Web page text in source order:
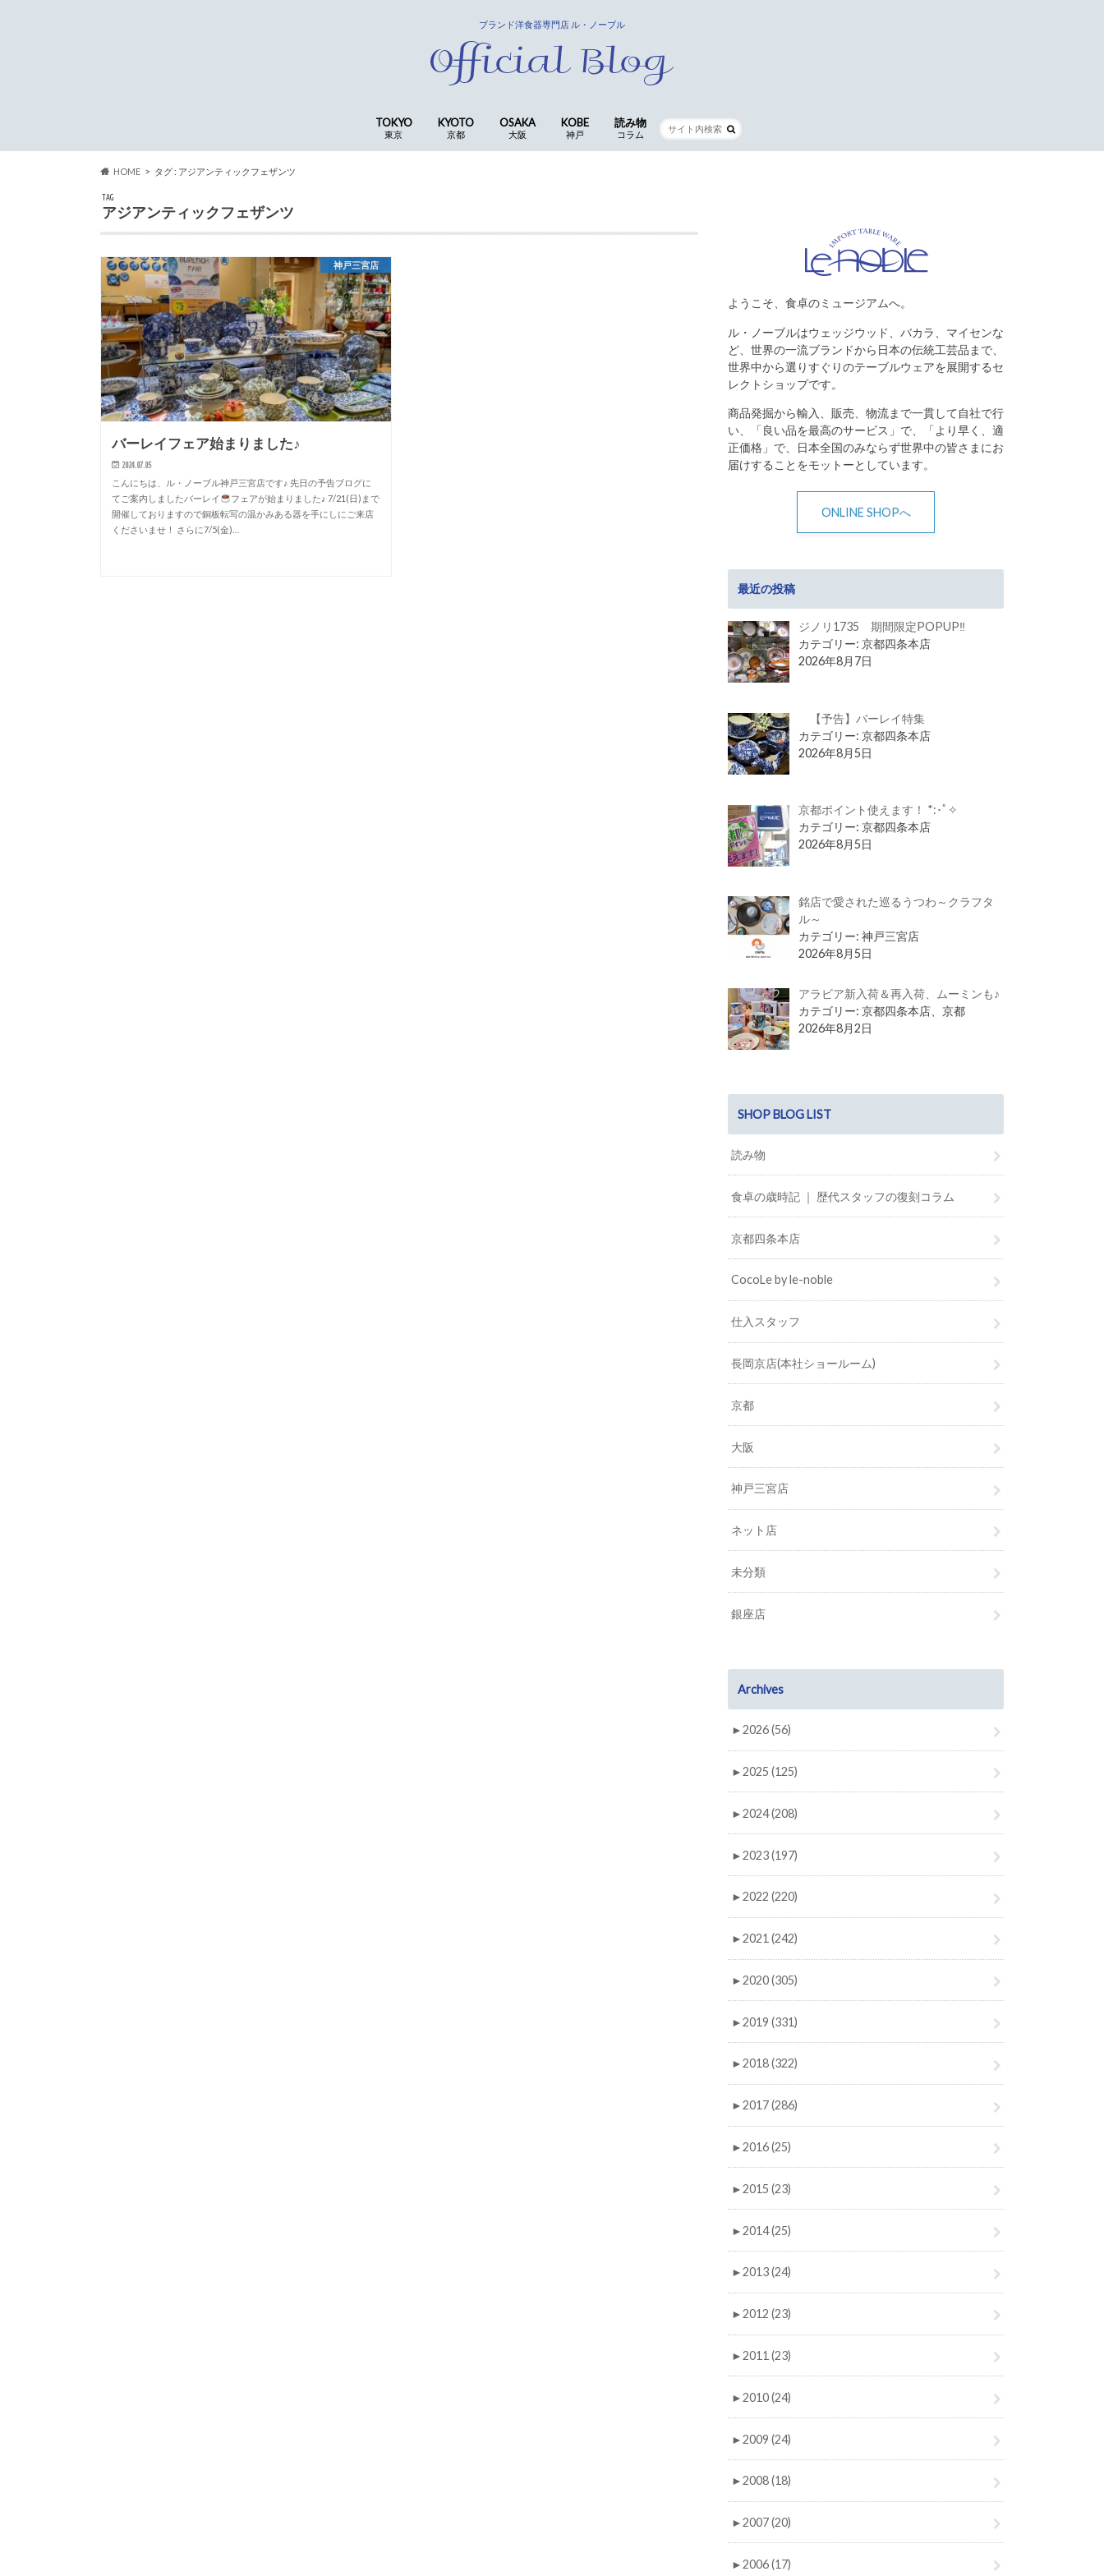
ブランド洋食器専門店 ル・ノーブル
TOKYO
東京
KYOTO
京都
OSAKA
大阪
KOBE
神戸
読み物
コラム
HOME タグ : アジアンティックフェザンツ
TAG
アジアンティックフェザンツ
神戸三宮店
バーレイフェア始まりました♪
2024.07.05
こんにちは、ル・ノーブル神戸三宮店です♪ 先日の予告ブログに
てご案内しましたバーレイ
フェアが始まりました♪ 7/21(日)まで
開催しておりますので銅板転写の温かみある器を手にしにご来店
くださいませ！ さらに7/5(金)…
ようこそ、食卓のミュージアムへ。
ル・ノーブルはウェッジウッド、バカラ、マイセンな
ど、世界の一流ブランドから日本の伝統工芸品まで、
世界中から選りすぐりのテーブルウェアを展開するセ
レクトショップです。
商品発掘から輸入、販売、物流まで一貫して自社で行
い、「良い品を最高のサービス」で、「より早く、適
正価格」で、日本全国のみならず世界中の皆さまにお
届けすることをモットーとしています。
ONLINE SHOPへ
最近の投稿
ジノリ1735 期間限定POPUP‼
カテゴリー: 京都四条本店
2026年8月7日
【予告】バーレイ特集
カテゴリー: 京都四条本店
2026年8月5日
京都ポイント使えます！ *:･ﾟ✧
カテゴリー: 京都四条本店
2026年8月5日
銘店で愛された巡るうつわ～クラフタ
ル～
カテゴリー: 神戸三宮店
2026年8月5日
アラビア新入荷＆再入荷、ムーミンも♪
カテゴリー: 京都四条本店、京都
2026年8月2日
SHOP BLOG LIST
読み物
食卓の歳時記 ｜ 歴代スタッフの復刻コラム
京都四条本店
CocoLe by le-noble
仕入スタッフ
長岡京店(本社ショールーム)
京都
大阪
神戸三宮店
ネット店
未分類
銀座店
Archives
►2026 (56)
►2025 (125)
►2024 (208)
►2023 (197)
►2022 (220)
►2021 (242)
►2020 (305)
►2019 (331)
►2018 (322)
►2017 (286)
►2016 (25)
►2015 (23)
►2014 (25)
►2013 (24)
►2012 (23)
►2011 (23)
►2010 (24)
►2009 (24)
►2008 (18)
►2007 (20)
►2006 (17)